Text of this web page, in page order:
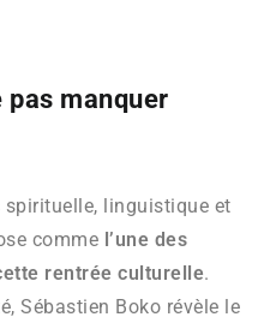
pas manquer
linguistique et
comme l’une des
rentrée culturelle.
Sébastien Boko révèle le